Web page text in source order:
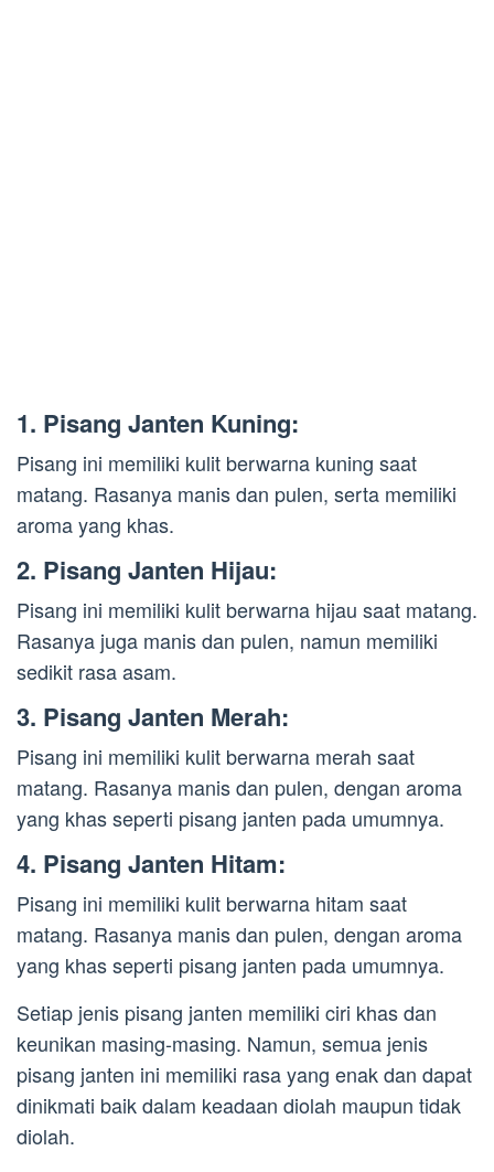
1. Pisang Janten Kuning:
Pisang ini memiliki kulit berwarna kuning saat
matang. Rasanya manis dan pulen, serta memiliki
aroma yang khas.
2. Pisang Janten Hijau:
Pisang ini memiliki kulit berwarna hijau saat matang.
Rasanya juga manis dan pulen, namun memiliki
sedikit rasa asam.
3. Pisang Janten Merah:
Pisang ini memiliki kulit berwarna merah saat
matang. Rasanya manis dan pulen, dengan aroma
yang khas seperti pisang janten pada umumnya.
4. Pisang Janten Hitam:
Pisang ini memiliki kulit berwarna hitam saat
matang. Rasanya manis dan pulen, dengan aroma
yang khas seperti pisang janten pada umumnya.
Setiap jenis pisang janten memiliki ciri khas dan
keunikan masing-masing. Namun, semua jenis
pisang janten ini memiliki rasa yang enak dan dapat
dinikmati baik dalam keadaan diolah maupun tidak
diolah.